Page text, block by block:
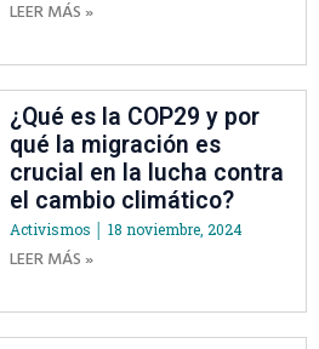
LEER MÁS »
¿Qué es la COP29 y por
qué la migración es
crucial en la lucha contra
el cambio climático?
Activismos 18 noviembre, 2024
LEER MÁS »